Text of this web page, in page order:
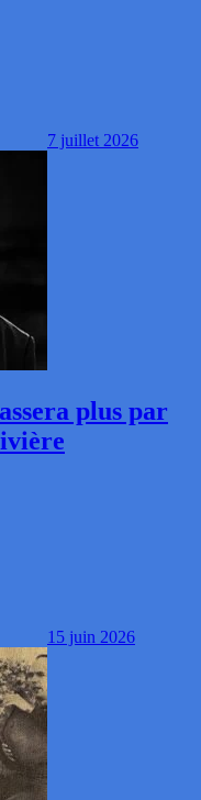
7 juillet 2026
plus par
15 juin 2026